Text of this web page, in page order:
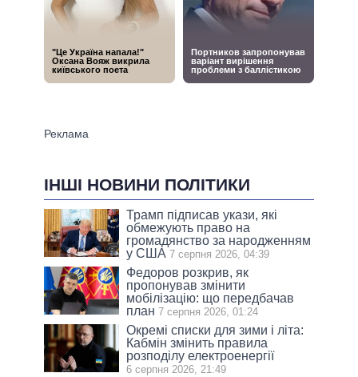
ІНШІ НОВИНИ ПОЛІТИКИ
Трамп підписав укази, які
обмежують право на
громадянство за народженням
у США 7 серпня 2026, 04:39
Федоров розкрив, як
пропонував змінити
мобілізацію: що передбачав
план 7 серпня 2026, 01:24
Окремі списки для зими і літа:
Кабмін змінить правила
розподілу електроенергії
6 серпня 2026, 21:49